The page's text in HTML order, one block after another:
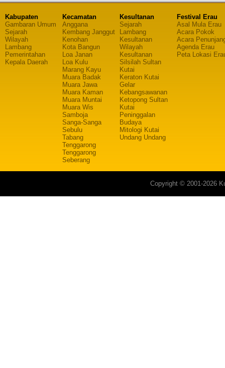
Kabupaten
Gambaran Umum
Sejarah
Wilayah
Lambang
Pemerintahan
Kepala Daerah
Kecamatan
Anggana
Kembang Janggut
Kenohan
Kota Bangun
Loa Janan
Loa Kulu
Marang Kayu
Muara Badak
Muara Jawa
Muara Kaman
Muara Muntai
Muara Wis
Samboja
Sanga-Sanga
Sebulu
Tabang
Tenggarong
Tenggarong
Seberang
Kesultanan
Sejarah
Lambang
Kesultanan
Wilayah
Kesultanan
Silsilah Sultan
Kutai
Keraton Kutai
Gelar
Kebangsawanan
Ketopong Sultan
Kutai
Peninggalan
Budaya
Mitologi Kutai
Undang Undang
Festival Erau
Asal Mula Erau
Acara Pokok
Acara
Agenda Erau
Peta Lokasi
Copyright © 2001-2026